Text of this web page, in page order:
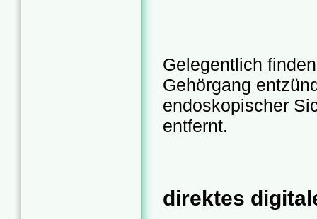
Gelegentlich
Gehörgang
endoskopischer
entfernt.
direktes